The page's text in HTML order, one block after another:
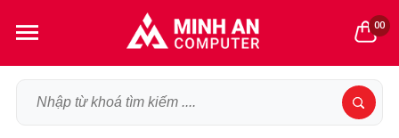
00